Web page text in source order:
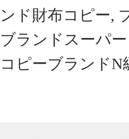
ンド財布コピー,
ブランドスーパ
コピーブランドN